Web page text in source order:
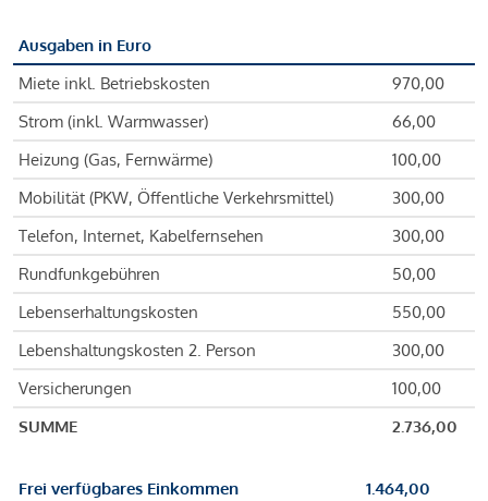
Ausgaben in Euro
Miete inkl. Betriebskosten
970,00
Strom (inkl. Warmwasser)
66,00
Heizung (Gas, Fernwärme)
100,00
Mobilität (PKW, Öffentliche Verkehrsmittel)
300,00
Telefon, Internet, Kabelfernsehen
300,00
Rundfunkgebühren
50,00
Lebenserhaltungskosten
550,00
Lebenshaltungskosten 2. Person
300,00
Versicherungen
100,00
SUMME
2.736,00
Frei verfügbares Einkommen 1.464,00